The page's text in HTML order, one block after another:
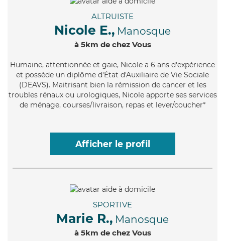
ALTRUISTE
Nicole E., Manosque
à 5km de chez Vous
Humaine, attentionnée et gaie, Nicole a 6 ans d'expérience
et possède un diplôme d'État d'Auxiliaire de Vie Sociale
(DEAVS). Maitrisant bien la rémission de cancer et les
troubles rénaux ou urologiques, Nicole apporte ses services
de ménage, courses/livraison, repas et lever/coucher*
Afficher le profil
SPORTIVE
Marie R., Manosque
à 5km de chez Vous